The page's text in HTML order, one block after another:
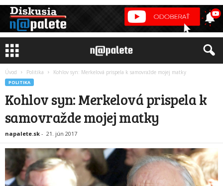
Úvod Politika Kohlov syn: Merkelová prispela k samovražde mojej matky
POLITIKA
Kohlov syn: Merkelová prispela k
samovražde mojej matky
napalete.sk - 21. jún 2017